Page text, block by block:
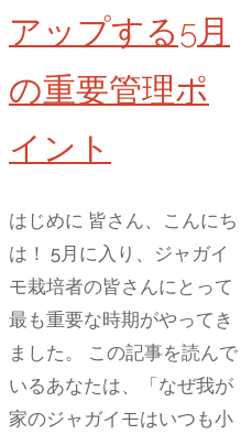
ウ
モ
ロ
コ
シ
培
の
決
定
的
タ
イ
アップする5月
の重要管理ポ
イント
はじめに 皆さん、こんにち
は！ 5月に入り、ジャガイ
モ栽培者の皆さんにとって
最も重要な時期がやってき
ました。 この記事を読んで
いるあなたは、「なぜ我が
家のジャガイモはいつも小